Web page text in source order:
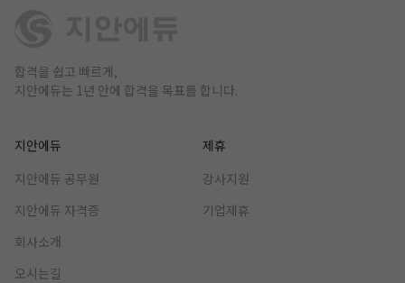
합격을 쉽고 빠르게,
지안에듀는 1년 안에 합격을 목표를 합니다.
지안에듀
지안에듀 공무원
지안에듀 자격증
회사소개
오시는길
제휴
강사지원
기업제휴